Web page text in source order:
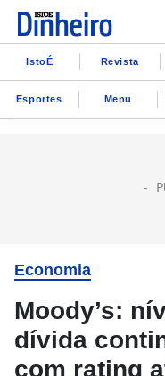
IstoÉ Revista
Esportes Menu
Economia
Moody’s:
dívida
com rating